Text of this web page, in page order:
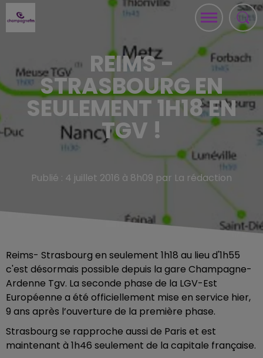
REIMS -
STRASBOURG EN
SEULEMENT 1H18 EN
TGV !
Publié : 4 juillet 2016 à 8h09 par La rédaction
Reims- Strasbourg en seulement 1h18 au lieu d'1h55
c'est désormais possible depuis la gare Champagne-
Ardenne Tgv. La seconde phase de la LGV-Est
Européenne a été officiellement mise en service hier,
9 ans après l’ouverture de la première phase.
Strasbourg se rapproche aussi de Paris et est
maintenant à 1h46 seulement de la capitale française.